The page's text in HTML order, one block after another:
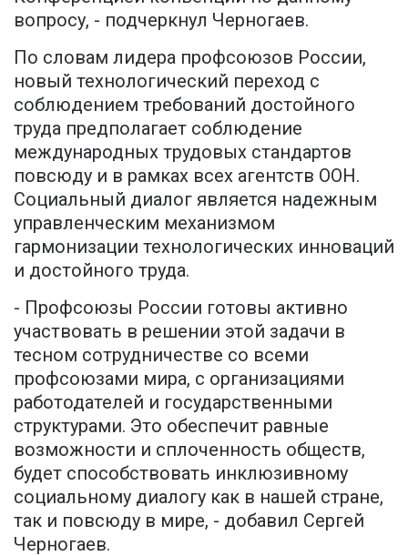
вопросу, - подчеркнул Черногаев.
По словам лидера профсоюзов России,
новый технологический переход с
соблюдением требований достойного
труда предполагает соблюдение
международных трудовых стандартов
повсюду и в рамках всех агентств ООН.
Социальный диалог является надежным
управленческим механизмом
гармонизации технологических инноваций
и достойного труда.
- Профсоюзы России готовы активно
участвовать в решении этой задачи в
тесном сотрудничестве со всеми
профсоюзами мира, с организациями
работодателей и государственными
структурами. Это обеспечит равные
возможности и сплоченность обществ,
будет способствовать инклюзивному
социальному диалогу как в нашей стране,
так и повсюду в мире, - добавил Сергей
Черногаев.